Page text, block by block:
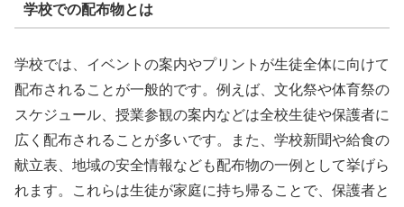
学校での配布物とは
学校では、イベントの案内やプリントが生徒全体に向けて
配布されることが一般的です。例えば、文化祭や体育祭の
スケジュール、授業参観の案内などは全校生徒や保護者に
広く配布されることが多いです。また、学校新聞や給食の
献立表、地域の安全情報なども配布物の一例として挙げら
れます。これらは生徒が家庭に持ち帰ることで、保護者と